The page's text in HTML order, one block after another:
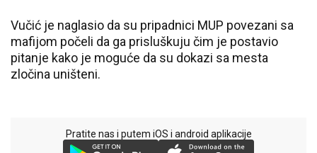
Vučić je naglasio da su pripadnici MUP povezani sa
mafijom počeli da ga prisluškuju čim je postavio
pitanje kako je moguće da su dokazi sa mesta
zločina uništeni.
Pratite nas i putem iOS i android aplikacije